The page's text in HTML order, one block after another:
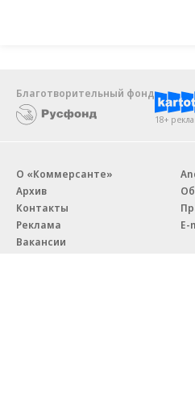
Благотворительный фонд
18+
О «Коммерсанте»
Архив
Контакты
Реклама
Вакансии
E-